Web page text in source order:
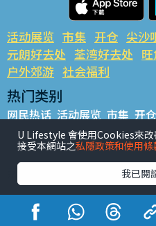
活动展览 市集 开仓 尖沙
元朗好去处 荃湾好去处
户外郊游 社会福利
热门类别
网民热话 活动展览 市集 开仓
铜锣湾好去处 元朗好去处 荃
餐厅情报 户外郊游
热门标签
#UGO揾好去处 #人气活动推
#亲子玩乐好去处
U Lifestyle 會使用Cookies來
接受本網站之私隱政策和使用條
我已閱